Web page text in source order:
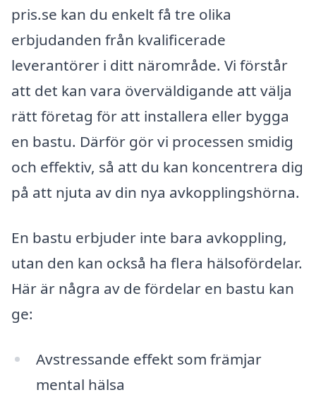
pris.se kan du enkelt få tre olika
erbjudanden från kvalificerade
leverantörer i ditt närområde. Vi förstår
att det kan vara överväldigande att välja
rätt företag för att installera eller bygga
en bastu. Därför gör vi processen smidig
och effektiv, så att du kan koncentrera dig
på att njuta av din nya avkopplingshörna.
En bastu erbjuder inte bara avkoppling,
utan den kan också ha flera hälsofördelar.
Här är några av de fördelar en bastu kan
ge:
Avstressande effekt som främjar
mental hälsa